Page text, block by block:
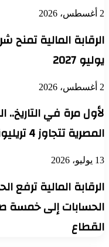
2 أغسطس، 2026
يوليو 2027
2 أغسطس، 2026
لأول مرة في
المصرية تتجاوز 4 تريليونات جنيه
13 يوليو، 2026
الرقابة المالية ترفع
الحسابات إلى خمسة
القطاع